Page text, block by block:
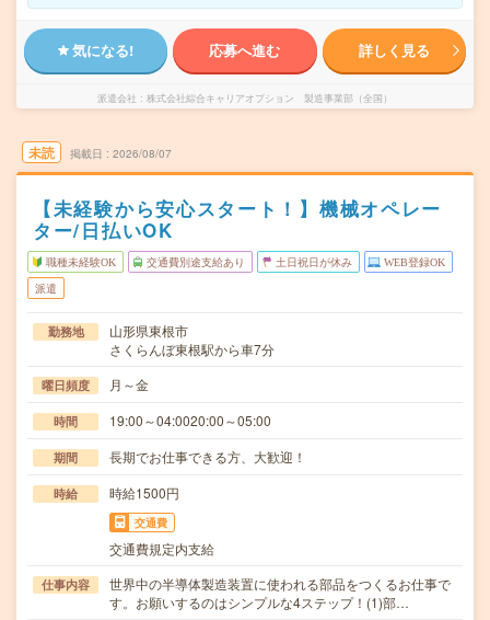
気になる! 応募へ進む 詳しく見る
派遣会社 株式会社綜合キャリアオプション 製造事業部（全国）
未読 掲載日 2026/08/07
【未経験から安心スタート！】機械オペレー
ター/日払いOK
職種未経験OK 交通費別途支給あり 土日祝日が休み WEB登録OK
派遣
勤務地
山形県東根市
さくらんぼ東根駅から車7分
曜日頻度 月～金
時間 19:00～04:0020:00～05:00
期間 長期でお仕事できる方、大歓迎！
時給 時給1500円
交通費
交通費規定内支給
仕事内容
世界中の半導体製造装置に使われる部品をつくるお仕事で
す。お願いするのはシンプルな4ステップ！(1)部…